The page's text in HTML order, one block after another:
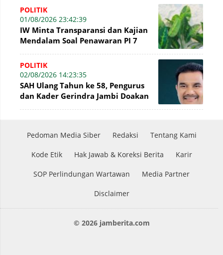
Jambi
POLITIK
01/08/2026 23:42:39
IW Minta Transparansi dan Kajian
Mendalam Soal Penawaran PI 7
POLITIK
02/08/2026 14:23:35
SAH Ulang Tahun ke 58, Pengurus
dan Kader Gerindra Jambi Doakan
Pedoman Media Siber Redaksi Tentang Kami
Kode Etik Hak Jawab & Koreksi Berita Karir
SOP Perlindungan Wartawan Media Partner
Disclaimer
© 2026 jamberita.com